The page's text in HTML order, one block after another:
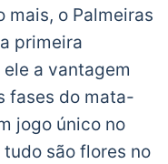
mais, o Palmeiras
primeira
a vantagem
fases do mata-
jogo único no
são flores no